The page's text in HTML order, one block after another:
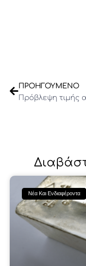
ΠΡΟΗΓΟΎΜΕΝΟ
Νέα Και Ενδιαφέροντα